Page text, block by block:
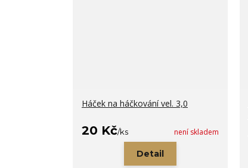
Háček na háčkování vel. 3,0
20 Kč/ks není skladem
Detail